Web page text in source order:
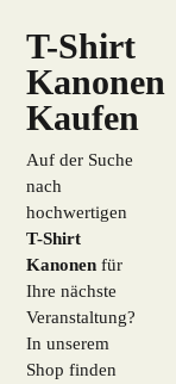
T-Shirt
Kanonen
Kaufen
Auf der Suche
nach
hochwertigen
T-Shirt
Kanonen für
Ihre nächste
Veranstaltung?
In unserem
Shop finden